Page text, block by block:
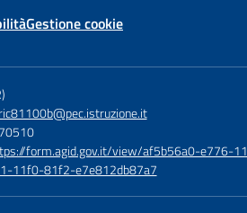
Gestione cookie
form.agid.gov.it/view/af5b56a0-e776-
11f0-81f2-e7e812db87a7